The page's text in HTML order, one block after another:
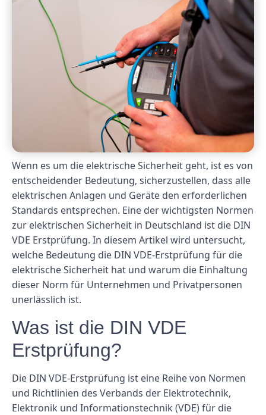
Wenn es um die elektrische Sicherheit geht, ist es von
entscheidender Bedeutung, sicherzustellen, dass alle
elektrischen Anlagen und Geräte den erforderlichen
Standards entsprechen. Eine der wichtigsten Normen
zur elektrischen Sicherheit in Deutschland ist die DIN
VDE Erstprüfung. In diesem Artikel wird untersucht,
welche Bedeutung die DIN VDE-Erstprüfung für die
elektrische Sicherheit hat und warum die Einhaltung
dieser Norm für Unternehmen und Privatpersonen
unerlässlich ist.
Was ist die DIN VDE
Erstprüfung?
Die DIN VDE-Erstprüfung ist eine Reihe von Normen
und Richtlinien des Verbands der Elektrotechnik,
Elektronik und Informationstechnik (VDE) für die